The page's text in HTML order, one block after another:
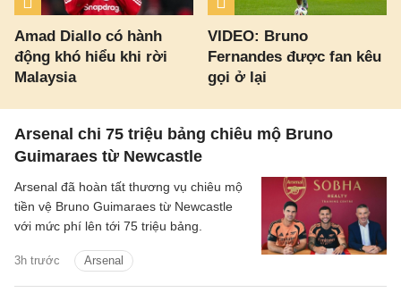
Amad Diallo có hành
động khó hiểu khi rời
Malaysia
VIDEO: Bruno
Fernandes được fan kêu
gọi ở lại
Arsenal chi 75 triệu bảng chiêu mộ Bruno
Guimaraes từ Newcastle
3h trước Arsenal
Arsenal đã hoàn tất thương vụ chiêu mộ
tiền vệ Bruno Guimaraes từ Newcastle
với mức phí lên tới 75 triệu bảng.